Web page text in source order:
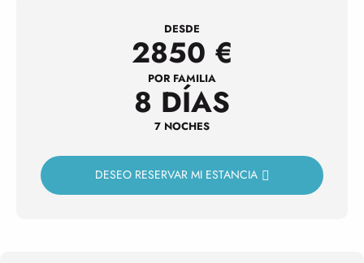
DESDE
2850 €
POR FAMILIA
8 DÍAS
7 NOCHES
DESEO RESERVAR MI ESTANCIA